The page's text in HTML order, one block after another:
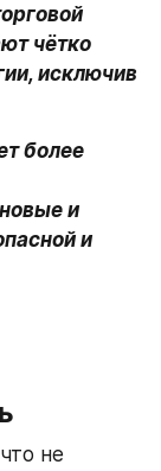
чётко
исключив
более
и
и
не